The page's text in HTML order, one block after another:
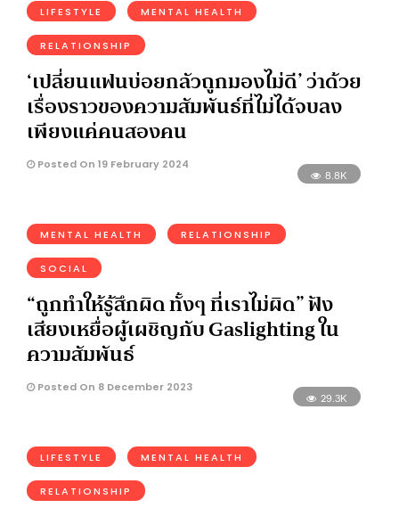
LIFESTYLE MENTAL HEALTH
RELATIONSHIP
‘เปลี่ยนแฟนบ่อยกลัวถูกมองไม่ดี’ ว่าด้วย
เรื่องราวของความสัมพันธ์ที่ไม่ได้จบลง
เพียงแค่คนสองคน
Posted On 19 February 2024
8.8K
MENTAL HEALTH RELATIONSHIP
SOCIAL
“ถูกทำให้รู้สึกผิด ทั้งๆ ที่เราไม่ผิด” ฟัง
เสียงเหยื่อผู้เผชิญกับ Gaslighting ใน
ความสัมพันธ์
Posted On 8 December 2023
29.3K
LIFESTYLE MENTAL HEALTH
RELATIONSHIP